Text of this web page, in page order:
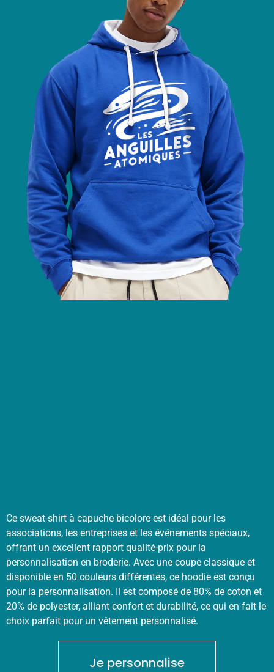
Ce sweat-shirt à capuche bicolore est idéal pour les
associations, les entreprises et les événements spéciaux,
offrant un excellent rapport qualité-prix pour la
personnalisation en broderie. Avec une coupe classique et
disponible en 50 couleurs différentes, ce hoodie est conçu
pour la personnalisation. Il est composé de 80% de coton et
20% de polyester, alliant confort et durabilité, ce qui en fait le
choix parfait pour un vêtement personnalisé.
Je personnalise